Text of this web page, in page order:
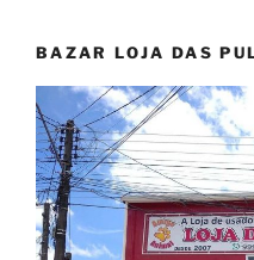
BAZAR LOJA DAS